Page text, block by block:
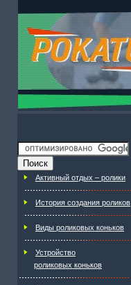
Активный отдых – ролики
История создания роликов
Виды роликовых коньков
Устройство
роликовых коньков